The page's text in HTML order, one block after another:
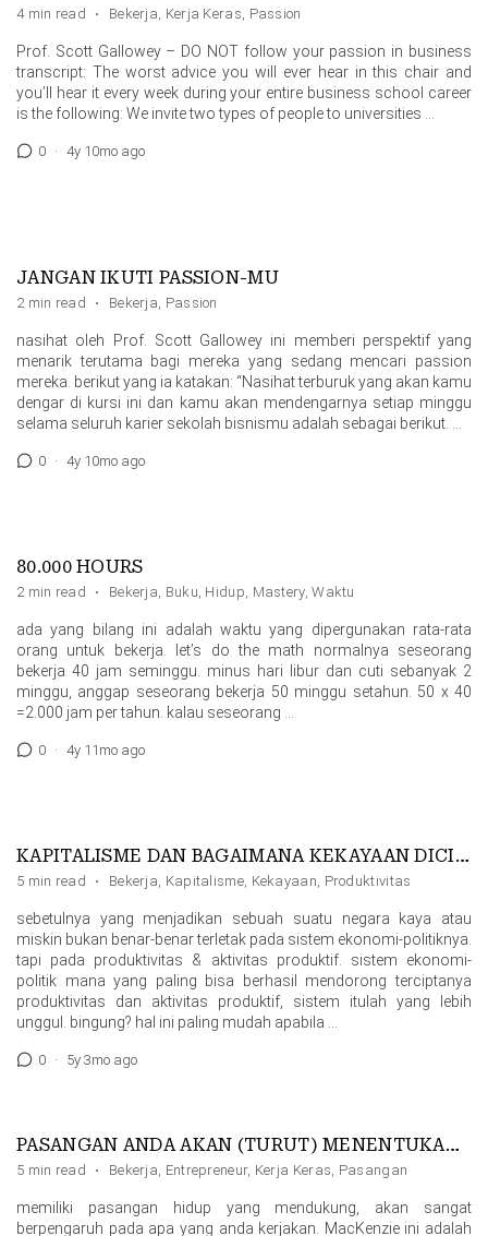
4 min read · Bekerja, Kerja Keras, Passion
Prof. Scott Gallowey – DO NOT follow your passion in business
transcript: The worst advice you will ever hear in this chair and
you’ll hear it every week during your entire business school career
is the following: We invite two types of people to universities …
0 · 4y 10mo ago
JANGAN IKUTI PASSION-MU
2 min read · Bekerja, Passion
nasihat oleh Prof. Scott Gallowey ini memberi perspektif yang
menarik terutama bagi mereka yang sedang mencari passion
mereka. berikut yang ia katakan: “Nasihat terburuk yang akan kamu
dengar di kursi ini dan kamu akan mendengarnya setiap minggu
selama seluruh karier sekolah bisnismu adalah sebagai berikut. …
0 · 4y 10mo ago
80.000 HOURS
2 min read · Bekerja, Buku, Hidup, Mastery,Waktu
ada yang bilang ini adalah waktu yang dipergunakan rata-rata
orang untuk bekerja. let’s do the math normalnya seseorang
bekerja 40 jam seminggu. minus hari Iibur dan cuti sebanyak 2
minggu, anggap seseorang bekerja 50 minggu setahun. 50 x 40
=2.000 jam per tahun. kalau seseorang …
0 · 4y 11mo ago
KAPITALISME DAN BAGAIMANA KEKAYAAN DICIPTAKAN
5 min read · Bekerja, Kapitalisme, Kekayaan, Produktivitas
sebetulnya yang menjadikan sebuah suatu negara kaya atau
miskin bukan benar-benar terletak pada sistem ekonomi-politiknya.
tapi pada produktivitas & aktivitas produktif. sistem ekonomi-
politik mana yang paling bisa berhasil mendorong terciptanya
produktivitas dan aktivitas produktif, sistem itulah yang lebih
unggul. bingung? hal ini paling mudah apabila …
0 · 5y 3mo ago
PASANGAN ANDA AKAN (TURUT) MENENTUKAN KESUKSESAN ANDA
5 min read · Bekerja, Entrepreneur, Kerja Keras, Pasangan
memiliki pasangan hidup yang mendukung, akan sangat
berpengaruh pada apa yang anda kerjakan. MacKenzie ini adalah